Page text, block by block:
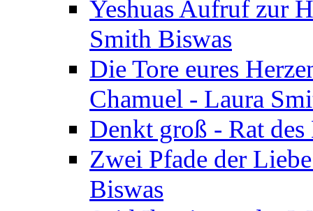
Yeshuas Aufruf zur
Smith Biswas
Die Tore eures
Chamuel - Laura
Denkt groß - Rat
Zwei Pfade der
Biswas